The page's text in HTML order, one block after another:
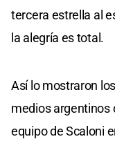
tercera estrella al
la alegría es total.
Así lo mostraron
medios argentinos
equipo de Scaloni